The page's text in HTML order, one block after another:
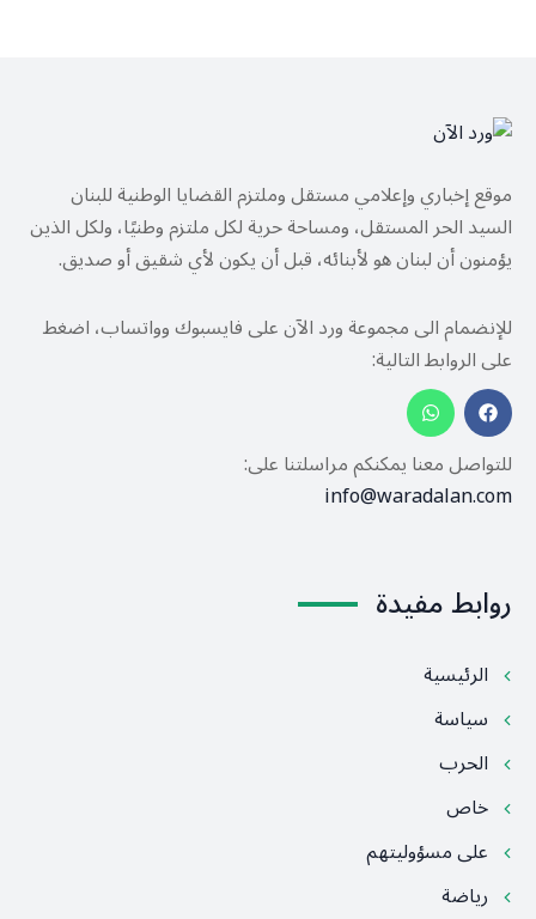
موقع إخباري وإعلامي مستقل وملتزم القضايا الوطنية للبنان
السيد الحر المستقل، ومساحة حرية لكل ملتزم وطنيًا، ولكل الذين
يؤمنون أن لبنان هو لأبنائه، قبل أن يكون لأي شقيق أو صديق.
للإنضمام الى مجموعة ورد الآن على فايسبوك وواتساب، اضغط
على الروابط التالية:
للتواصل معنا يمكنكم مراسلتنا على:
info@waradalan.com
روابط مفيدة
الرئيسية
سياسة
الحرب
خاص
على مسؤوليتهم
رياضة